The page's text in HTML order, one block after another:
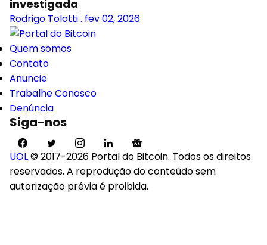
investigada
Rodrigo Tolotti. fev 02, 2026
Quem somos
Contato
Anuncie
Trabalhe Conosco
Denúncia
Siga-nos
UOL© 2017-2026 Portal do Bitcoin. Todos os direitos
reservados. A reprodução do conteúdo sem
autorização prévia é proibida.